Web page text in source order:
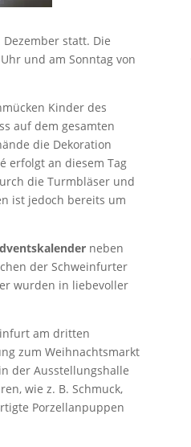
statt. Die
und am Sonntag von
Kinder des
auf dem gesamten
die Dekoration
erfolgt an diesem Tag
die Turmbläser und
ist jedoch bereits um
neben
der Schweinfurter
wurden in liebevoller
am dritten
zum Weihnachtsmarkt
der Ausstellungshalle
wie z. B. Schmuck,
Porzellanpuppen